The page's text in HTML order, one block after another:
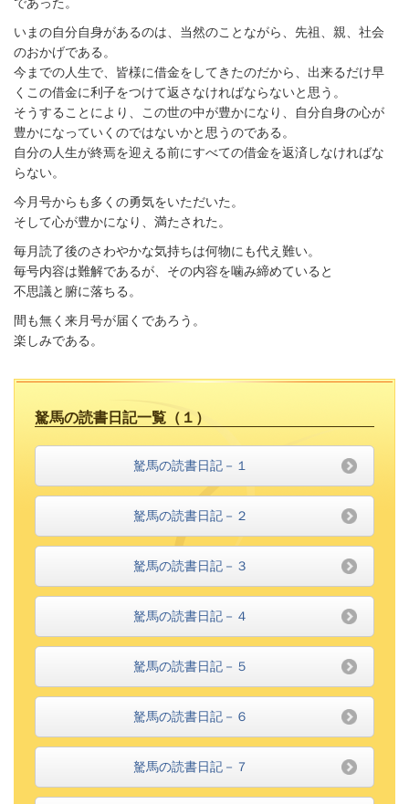
いまの自分自身があるのは、当然のことながら、先祖、親、社会
のおかげである。
今までの人生で、皆様に借金をしてきたのだから、出来るだけ早
くこの借金に利子をつけて返さなければならないと思う。
そうすることにより、この世の中が豊かになり、自分自身の心が
豊かになっていくのではないかと思うのである。
自分の人生が終焉を迎える前にすべての借金を返済しなければな
らない。
今月号からも多くの勇気をいただいた。
そして心が豊かになり、満たされた。
毎月読了後のさわやかな気持ちは何物にも代え難い。
毎号内容は難解であるが、その内容を噛み締めていると
不思議と腑に落ちる。
間も無く来月号が届くであろう。
楽しみである。
駑馬の読書日記一覧（１）
駑馬の読書日記－１
駑馬の読書日記－２
駑馬の読書日記－３
駑馬の読書日記－４
駑馬の読書日記－５
駑馬の読書日記－６
駑馬の読書日記－７